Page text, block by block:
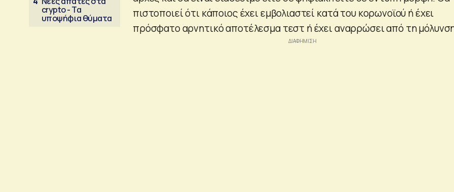
crypto - Τα
υποψήφια θύματα
πιστοποιεί ότι κάποιος έχει εμβολιαστεί κατά του κορωνοϊού ή έχει
πρόσφατο αρνητικό αποτέλεσμα τεστ ή έχει αναρρώσει από τη